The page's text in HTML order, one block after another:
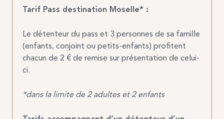
Tarif Pass destination Moselle* :
Le détenteur du pass et 3 personnes de sa famille
(enfants, conjoint ou petits-enfants) profitent
chacun de 2 € de remise sur présentation de celui-
ci.
*dans la limite de 2 adultes et 2 enfants